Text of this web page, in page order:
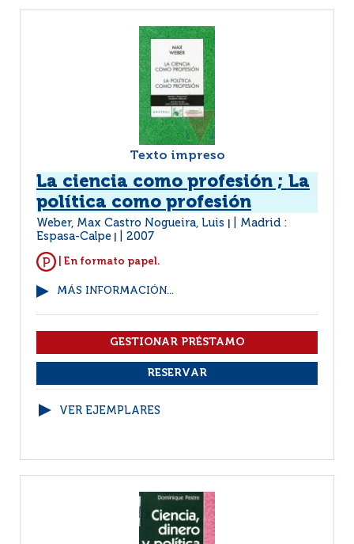
Texto impreso
La ciencia como profesión ; La
política como profesión
Weber, Max Castro Nogueira, Luis
Madrid :
Espasa-Calpe
2007
| En formato papel.
MÁS INFORMACIÓN...
VER EJEMPLARES